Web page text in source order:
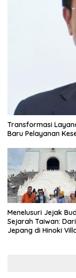
Transformasi
Baru Pelayanan
Menelusuri Jejak
Sejarah Taiwan:
Jepang di Hinoki